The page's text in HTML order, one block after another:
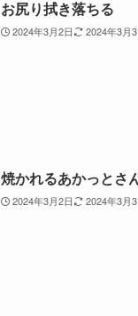
お尻り拭き落ちる
2024年3月2日 2024年3月3
焼かれるあかっとさ
2024年3月2日 2024年3月3